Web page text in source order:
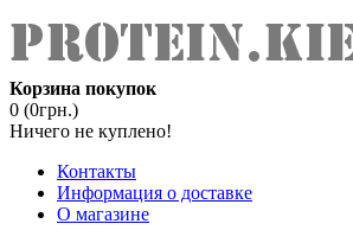
Корзина покупок
0 (0грн.)
Ничего не куплено!
Контакты
Информация о доставке
О магазине